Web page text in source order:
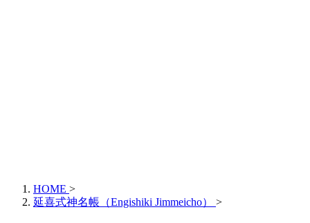
HOME >
延喜式神名帳（Engishiki Jimmeicho）
>